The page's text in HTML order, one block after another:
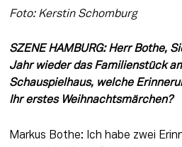
Foto: Kerstin Schomburg
SZENE HAMBURG: Herr Bothe,
Jahr wieder das Familienstück
Schauspielhaus, welche
Ihr erstes Weihnachtsmärchen?
Markus Bothe: Ich habe zwei